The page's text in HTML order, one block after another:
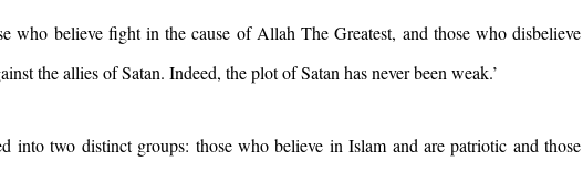
who believe fight in the cause of Allah The Greatest, and those who disbelieve
the allies of Satan. Indeed, the plot of Satan has never been weak.’
into two distinct groups: those who believe in Islam and are patriotic and those